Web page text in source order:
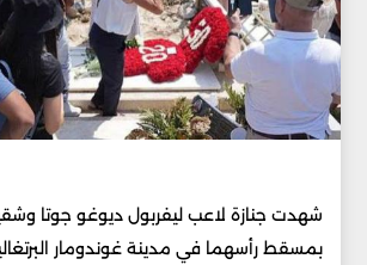
شهدت جنازة لاعب ليفربول ديوغو جوتا
بمسقط رأسهما في مدينة غوندومار